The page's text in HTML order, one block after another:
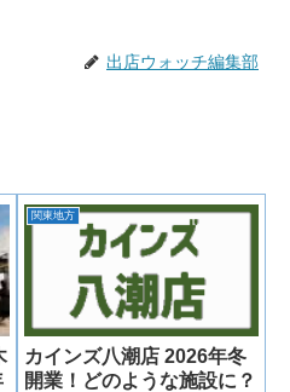
出店ウォッチ編集部
関東地方
カインズ八潮店 2026年冬
開業！どのような施設に？